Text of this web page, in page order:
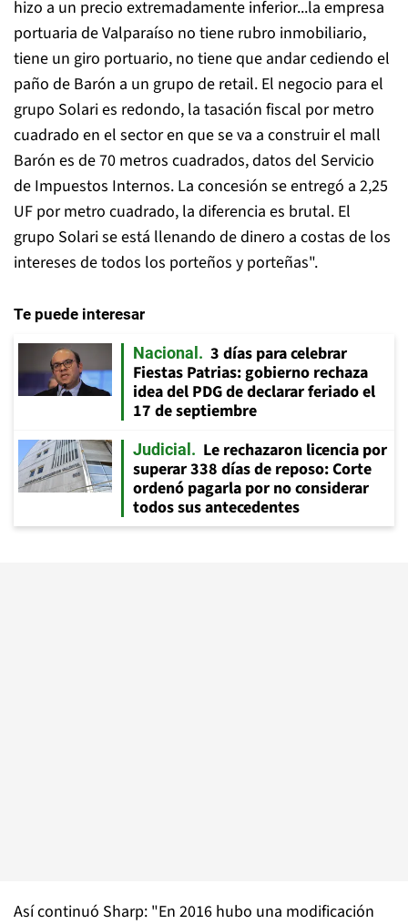
hizo a un precio extremadamente inferior...la empresa
portuaria de Valparaíso no tiene rubro inmobiliario,
tiene un giro portuario, no tiene que andar cediendo el
paño de Barón a un grupo de retail. El negocio para el
grupo Solari es redondo, la tasación fiscal por metro
cuadrado en el sector en que se va a construir el mall
Barón es de 70 metros cuadrados, datos del Servicio
de Impuestos Internos. La concesión se entregó a 2,25
UF por metro cuadrado, la diferencia es brutal. El
grupo Solari se está llenando de dinero a costas de los
intereses de todos los porteños y porteñas".
Te puede interesar
Nacional
3 días para celebrar
Fiestas Patrias: gobierno rechaza
idea del PDG de declarar feriado el
17 de septiembre
Judicial
Le rechazaron licencia por
superar 338 días de reposo: Corte
ordenó pagarla por no considerar
todos sus antecedentes
Así continuó Sharp: "En 2016 hubo una modificación